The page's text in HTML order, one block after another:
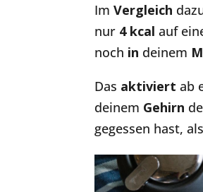
ImVergleich
nur 4 kcal auf
noch in deinem
Das aktiviert ab
deinem Gehirn
gegessen hast,